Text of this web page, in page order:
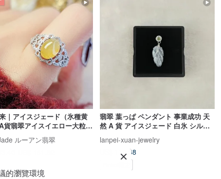
｜アイスジェード（氷種黄
貨翡翠アイスイエロー大粒ル
純銀18Kメッキ レース
グ ルーアン翡翠
翡翠 葉っぱ ペンダント 事業成功 天
然 A 貨 アイスジェード 白氷 シルバ
ーK ホワイトゴールドメッキ CZ ダ
イヤ
lanpei-xuan-jewelry
US$ 119.38
的瀏覽環境